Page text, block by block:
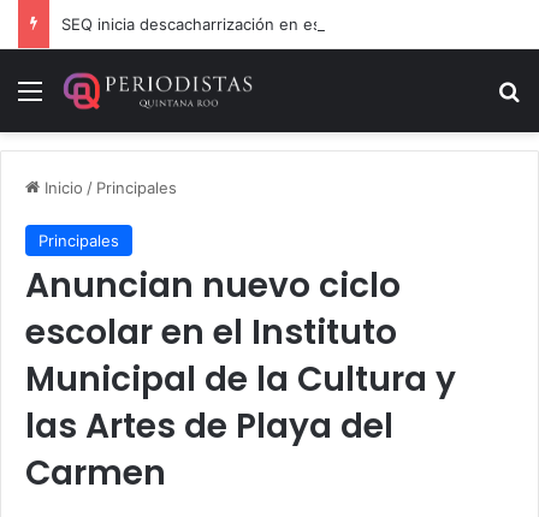
Menú
Inicio / Principales
Principales
Anuncian nuevo ciclo
escolar en el Instituto
Municipal de la Cultura y
las Artes de Playa del
Carmen